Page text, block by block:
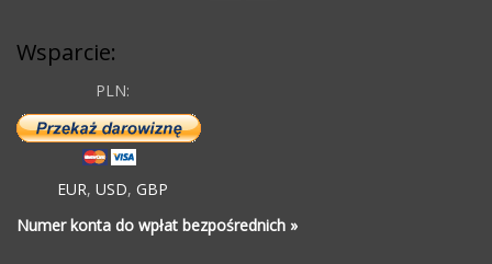
Wsparcie:
PLN:
EUR, USD, GBP
Numer konta do wpłat bezpośrednich »